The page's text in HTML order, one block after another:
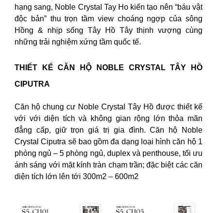
hạng sang, Noble Crystal Tay Ho kiến tạo nên “báu vật
độc bản” thu trọn tầm view choáng ngợp của sông
Hồng & nhịp sống Tây Hồ Tây thịnh vượng cùng
những trải nghiệm xứng tầm quốc tế.
THIẾT KẾ CĂN HỘ NOBLE CRYSTAL TÂY HỒ
CIPUTRA
Căn hộ chung cư Noble Crystal Tây Hồ được thiết kế
với với diện tích và không gian rộng lớn thỏa mãn
đẳng cấp, giữ trọn giá trị gia đình. Căn hộ Noble
Crystal Ciputra sẽ bao gồm đa dạng loại hình căn hộ 1
phòng ngủ – 5 phòng ngủ, duplex và penthouse, tối ưu
ánh sáng với mặt kính tràn chạm trần; đặc biệt các căn
diện tích lớn lên tới 300m2 – 600m2